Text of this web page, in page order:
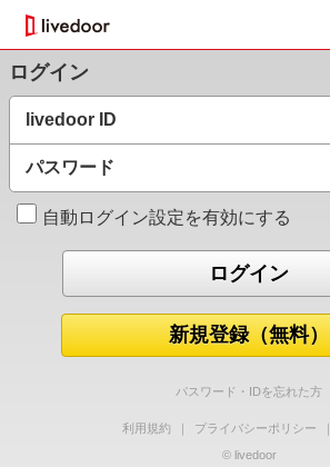
ログイン
livedoor ID
パスワード
自動ログイン設定を有効にする
新規登録（無料）
パスワード・IDを忘れた方
利用規約 ｜ プライバシーポリシー ｜
© livedoor